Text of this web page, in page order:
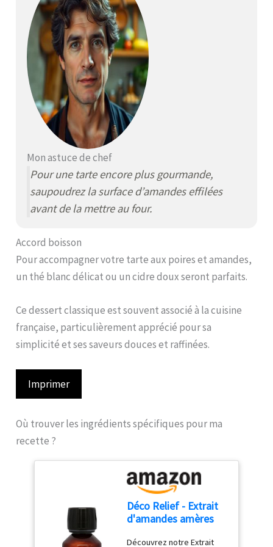
Mon astuce de chef
Pour une tarte encore plus gourmande,
saupoudrez la surface d’amandes effilées
avant de la mettre au four.
Accord boisson
Pour accompagner votre tarte aux poires et amandes,
un thé blanc délicat ou un cidre doux seront parfaits.
Ce dessert classique est souvent associé à la cuisine
française, particulièrement apprécié pour sa
simplicité et ses saveurs douces et raffinées.
Imprimer
Où trouver les ingrédients spécifiques pour ma
recette ?
Déco Relief - Extrait
d'amandes amères
Découvrez notre Extrait